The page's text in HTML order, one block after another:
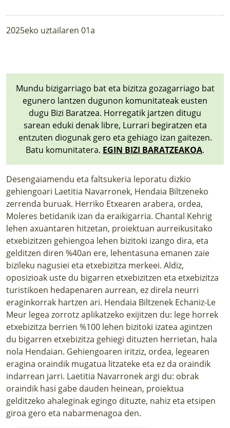
2025eko uztailaren 01a
Mundu bizigarriago bat eta bizitza gozagarriago bat
egunero lantzen dugunon komunitateak eusten
dugu Bizi Baratzea. Horregatik jartzen ditugu
sarean eduki denak libre, Lurrari begiratzen eta
entzuten diogunak gero eta gehiago izan gaitezen.
Batu komunitatera. EGIN BIZI BARATZEAKOA.
Desengaiamendu eta faltsukeria leporatu dizkio
gehiengoari Laetitia Navarronek, Hendaia Biltzeneko
zerrenda buruak. Herriko Etxearen arabera, ordea,
Moleres betidanik izan da eraikigarria. Chantal Kehrig
lehen axuantaren hitzetan, proiektuan aurreikusitako
etxebizitzen gehiengoa lehen bizitoki izango dira, eta
gelditzen diren %40an ere, lehentasuna emanen zaie
bizileku nagusiei eta etxebizitza merkeei. Aldiz,
oposizioak uste du bigarren etxebizitzen eta etxebizitza
turistikoen hedapenaren aurrean, ez direla neurri
eraginkorrak hartzen ari. Hendaia Biltzenek Echaniz-Le
Meur legea zorrotz aplikatzeko exijitzen du: lege horrek
etxebizitza berrien %100 lehen bizitoki izatea agintzen
du bigarren etxebizitza gehiegi dituzten herrietan, hala
nola Hendaian. Gehiengoaren iritziz, ordea, legearen
eragina oraindik mugatua litzateke eta ez da oraindik
indarrean jarri. Laetitia Navarronek argi du: obrak
oraindik hasi gabe dauden heinean, proiektua
gelditzeko ahaleginak egingo dituzte, nahiz eta etsipen
giroa gero eta nabarmenagoa den.